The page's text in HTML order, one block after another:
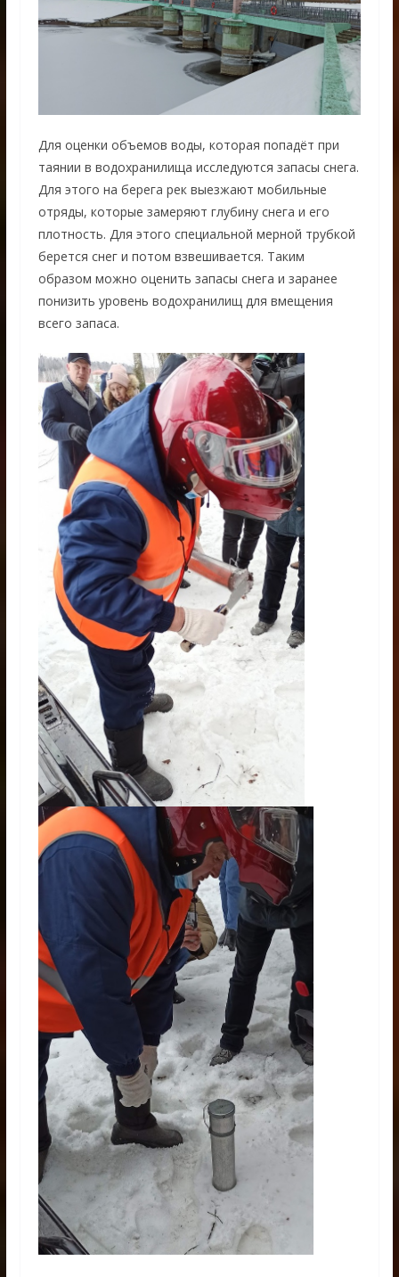
Для оценки объемов воды, которая попадёт при
таянии в водохранилища исследуются запасы снега.
Для этого на берега рек выезжают мобильные
отряды, которые замеряют глубину снега и его
плотность. Для этого специальной мерной трубкой
берется снег и потом взвешивается. Таким
образом можно оценить запасы снега и заранее
понизить уровень водохранилищ для вмещения
всего запаса.